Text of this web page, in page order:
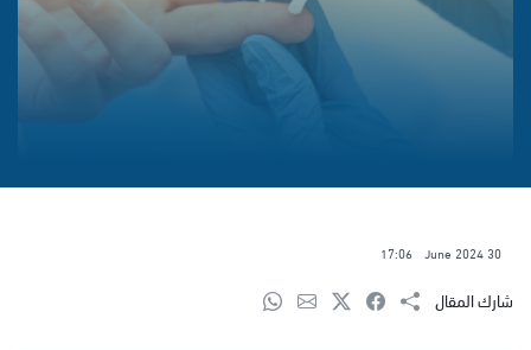
30 June 2024
17:06
شارك المقال